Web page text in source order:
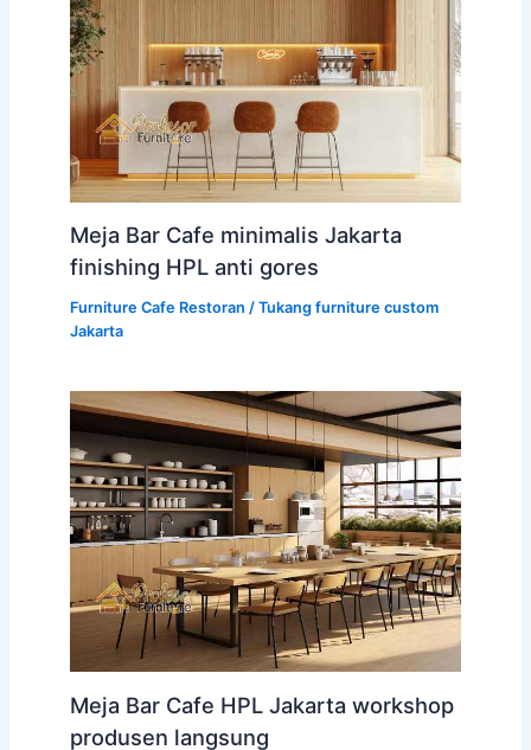
Meja Bar Cafe minimalis Jakarta
finishing HPL anti gores
Furniture Cafe Restoran / Tukang furniture custom
Jakarta
Meja Bar Cafe HPL Jakarta workshop
produsen langsung